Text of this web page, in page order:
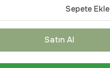
Sepete Ekle
Satın Al